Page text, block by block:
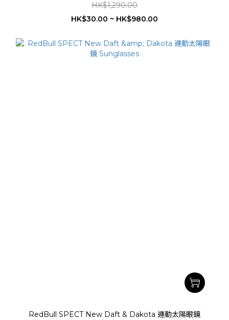
HK$1,290.00
HK$30.00 ~ HK$980.00
RedBull SPECT New Daft & Dakota 運動太陽眼鏡